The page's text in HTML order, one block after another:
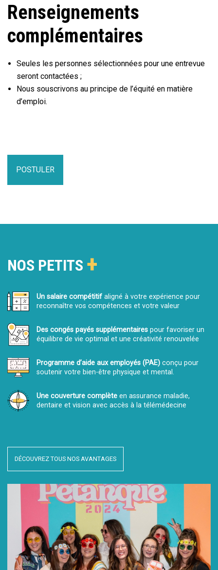
Renseignements
complémentaires
Seules les personnes sélectionnées pour une entrevue
seront contactées ;
Nous souscrivons au principe de l’équité en matière
d’emploi.
POSTULER
NOS PETITS +
Un salaire compétitif aligné à votre expérience pour
reconnaître vos compétences et votre valeur
Des congés payés supplémentaires pour favoriser un
équilibre de vie optimal et une créativité renouvelée
Programme d’aide aux employés (PAE) conçu pour
soutenir votre bien-être physique et mental.
Une couverture complète en assurance maladie,
dentaire et vision avec accès à la télémédecine
DÉCOUVREZ TOUS NOS AVANTAGES